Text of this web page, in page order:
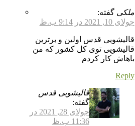
ملکی گفته:
جولای 10, 2021 در 9:14 ب.ظ
قالیشویی قدس اولین و برترین
قالیشویی توی کل کشور که من
باهاش کار کردم
Reply
قالیشویی قدس
گفته:
جولای 28, 2021 در
11:36 ب.ظ